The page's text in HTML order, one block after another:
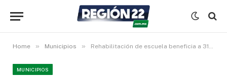
Home » Municipios » Rehabilitación de escuela beneficia a 315 alumnos en Pedro Escobedo
MUNICIPIOS